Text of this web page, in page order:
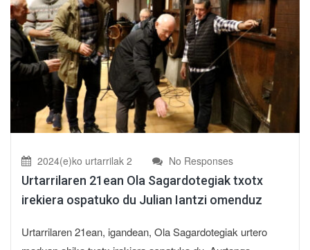
2024(e)ko urtarrilak 2 No Responses
Urtarrilaren 21ean Ola Sagardotegiak txotx
irekiera ospatuko du Julian Iantzi omenduz
Urtarrilaren 21ean, igandean, Ola Sagardotegiak urtero